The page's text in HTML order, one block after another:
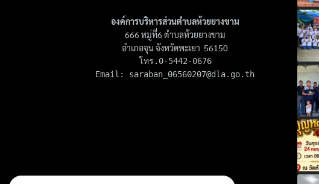
องค์การบริหารส่วนตำบลห้วยยางขาม
666 หมู่ที่6 ตำบลห้วยยางขาม
อำเภอจุน จังหวัดพะเยา 56150
โทร.0-5442-0676
Email: saraban_06560207@dla.go.th